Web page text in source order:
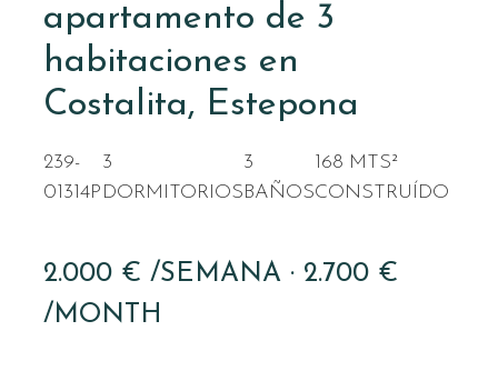
apartamento de 3
habitaciones en
Costalita, Estepona
239-
01314P
3
DORMITORIOS
3
BAÑOS
168 MTS²
CONSTRUÍDO
2.000 € /SEMANA · 2.700 €
/MONTH